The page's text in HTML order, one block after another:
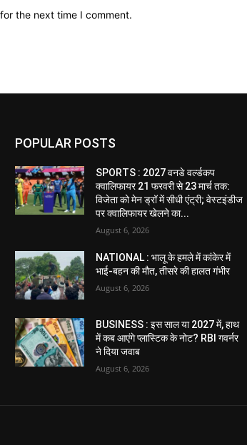
the next time I comment.
POPULAR POSTS
SPORTS : 2027 वनडे वर्ल्डकप
क्वालिफायर 21 फरवरी से 23 मार्च तक:
विजेता को मेन ड्रॉ में सीधी एंट्री; वेस्टइंडीज
पर क्वालिफायर खेलने का...
August 6, 2026
NATIONAL : भालू के हमले में कांकेर में
भाई-बहन की मौत, तीसरे की हालत गंभीर
August 6, 2026
BUSINESS : इस साल या 2027 में, हाथ
में कब आएंगे प्लास्टिक के नोट? RBI गवर्नर
ने दिया जवाब
August 6, 2026